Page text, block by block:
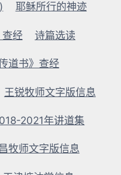
耶稣所行的神迹
查经 诗篇选读
传道书》查经
王锐牧师文字版信息
2021年讲道集
牧师文字版信息